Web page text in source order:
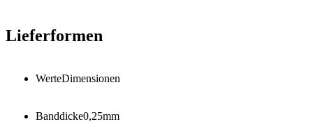
Lieferformen
WerteDimensionen
Banddicke0,25mm